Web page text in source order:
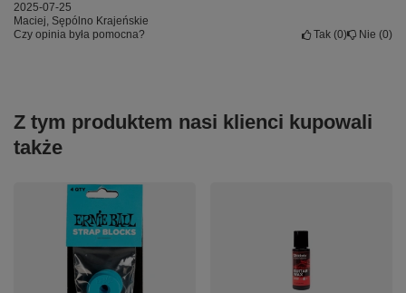
2025-07-25
Maciej, Sępólno Krajeńskie
Czy opinia była pomocna?
Tak 0 Nie 0
Z tym produktem nasi klienci kupowali
także